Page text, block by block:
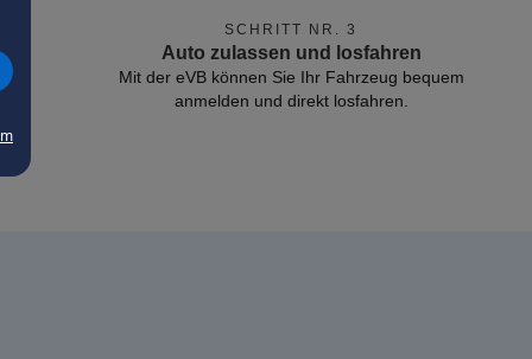
SCHRITT NR. 3
Auto zulassen und losfahren
Mit der eVB können Sie Ihr Fahrzeug bequem
anmelden und direkt losfahren.